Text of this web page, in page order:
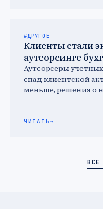
#ДРУГОЕ
Клиенты стали
аутсорсинге
Аутсорсеры
спад клиентской
меньше, решения о
ЧИТАТЬ→
ВСЕ